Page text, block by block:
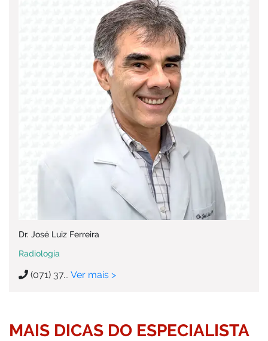
Dr. José Luiz Ferreira
Radiologia
(071) 37... Ver mais >
MAIS DICAS DO ESPECIALISTA